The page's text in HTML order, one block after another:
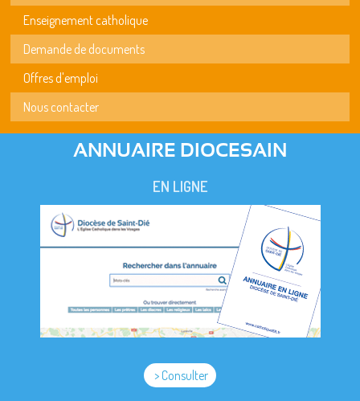
Enseignement catholique
Demande de documents
Offres d'emploi
Nous contacter
ANNUAIRE DIOCESAIN
EN LIGNE
> Consulter